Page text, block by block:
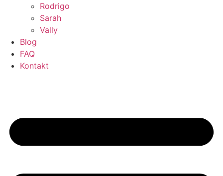
Rodrigo
Sarah
Vally
Blog
FAQ
Kontakt